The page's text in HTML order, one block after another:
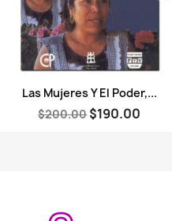
Vista rápida
Las Mujeres Y El Poder,...
$200.00$190.00